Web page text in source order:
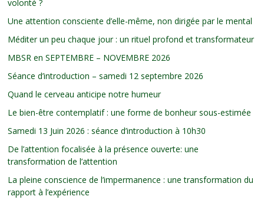
volonté ?
Une attention consciente d’elle-même, non dirigée par le mental
Méditer un peu chaque jour : un rituel profond et transformateur
MBSR en SEPTEMBRE – NOVEMBRE 2026
Séance d’introduction – samedi 12 septembre 2026
Quand le cerveau anticipe notre humeur
Le bien-être contemplatif : une forme de bonheur sous-estimée
Samedi 13 Juin 2026 : séance d’introduction à 10h30
De l’attention focalisée à la présence ouverte: une
transformation de l’attention
La pleine conscience de l’impermanence : une transformation du
rapport à l’expérience